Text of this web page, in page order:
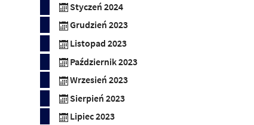
Styczeń 2024
Grudzień 2023
Listopad 2023
Październik 2023
Wrzesień 2023
Sierpień 2023
Lipiec 2023